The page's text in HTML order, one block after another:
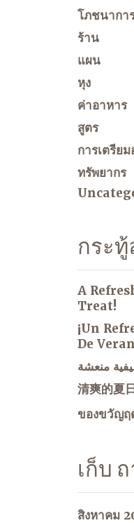
โภชนากา
ร้าน
แผน
หุง
ค่าอาหาร
สูตร
การเตรีย
ทรัพยากร
กระ
A
Treat!
¡Un
De
清爽的夏
ของขวัญฤ
เก็บ
สิงหาคม